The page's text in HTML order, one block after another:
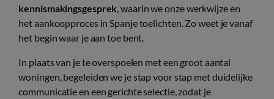
kennismakingsgesprek , waarin we onze werkwijze en
het aankoopproces in Spanje toelichten. Zo weet je vanaf
het begin waar je aan toe bent.
In plaats van je te overspoelen met een groot aantal
woningen, begeleiden we je stap voor stap met duidelijke
communicatie en een gerichte selectie, zodat je